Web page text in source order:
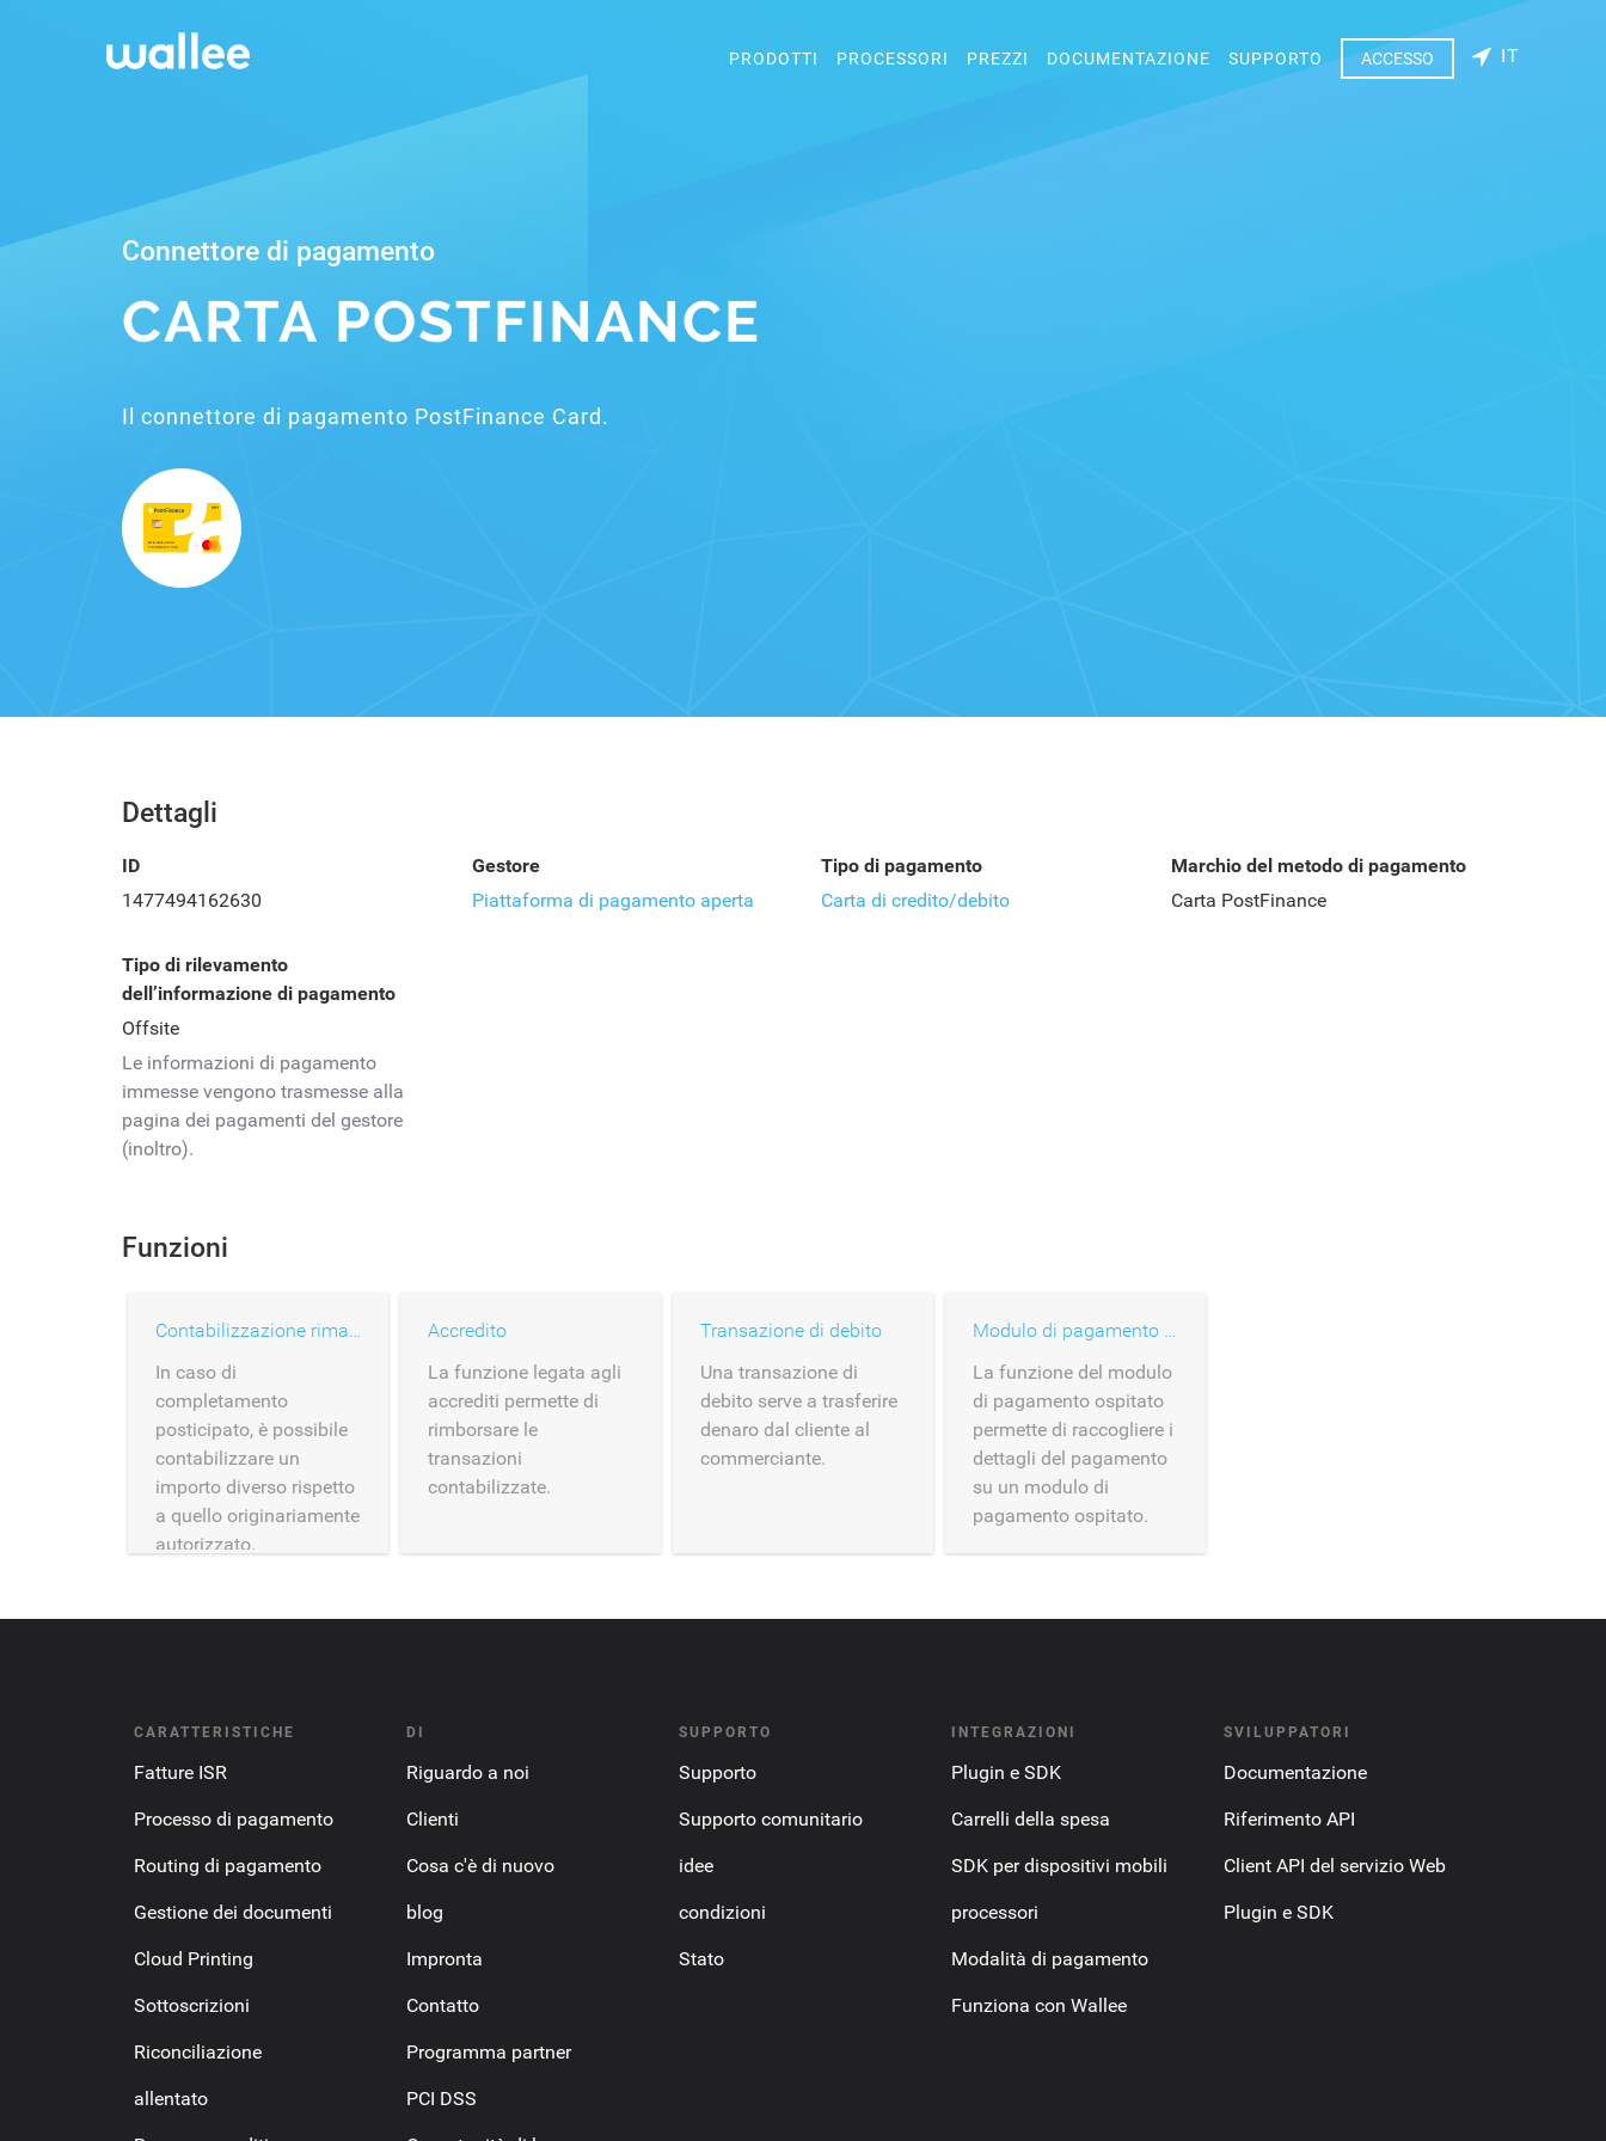
PRODOTTI PROCESSORI PREZZI DOCUMENTAZIONE SUPPORTO ACCESSO IT
Connettore di pagamento
CARTA POSTFINANCE
Il connettore di pagamento PostFinance Card.
Dettagli
ID
1477494162630
Gestore
Piattaforma di pagamento aperta
Tipo di pagamento
Carta di credito/debito
Marchio del metodo di pagamento
Carta PostFinance
Tipo di rilevamento
dell’informazione di pagamento
Offsite
Le informazioni di pagamento
immesse vengono trasmesse alla
pagina dei pagamenti del gestore
(inoltro).
Funzioni
Contabilizzazione rimandata
In caso di
completamento
posticipato, è possibile
contabilizzare un
importo diverso rispetto
a quello originariamente
autorizzato.
Accredito
La funzione legata agli
accrediti permette di
rimborsare le
transazioni
contabilizzate.
Transazione di debito
Una transazione di
debito serve a trasferire
denaro dal cliente al
commerciante.
Modulo di pagamento hosted
La funzione del modulo
di pagamento ospitato
permette di raccogliere i
dettagli del pagamento
su un modulo di
pagamento ospitato.
CARATTERISTICHE
Fatture ISR
Processo di pagamento
Routing di pagamento
Gestione dei documenti
Cloud Printing
Sottoscrizioni
Riconciliazione
allentato
DI
Riguardo a noi
Clienti
Cosa c'è di nuovo
blog
Impronta
Contatto
Programma partner
PCI DSS
SUPPORTO
Supporto
Supporto comunitario
idee
condizioni
Stato
INTEGRAZIONI
Plugin e SDK
Carrelli della spesa
SDK per dispositivi mobili
processori
Modalità di pagamento
Funziona con Wallee
SVILUPPATORI
Documentazione
Riferimento API
Client API del servizio Web
Plugin e SDK